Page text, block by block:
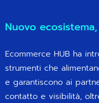
Nuovo
Ecommerce HUB ha
strumenti che
e garantiscono ai
contatto e visibilità,